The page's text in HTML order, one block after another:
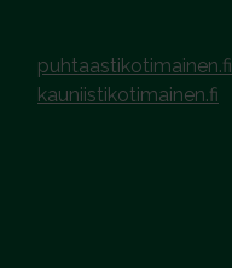
puhtaastikotimainen.fi
kauniistikotimainen.fi